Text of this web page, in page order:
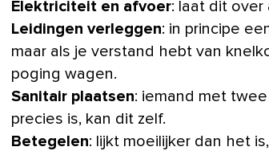
Elektriciteit en afvoer: laat dit over
Leidingen verleggen: in principe
maar als je verstand hebt van
poging wagen.
Sanitair plaatsen: iemand met
precies is, kan dit zelf.
Betegelen: lijkt moeilijker dan het